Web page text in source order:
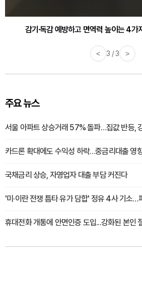
감기·독감 예방하고 면역력 높이는 4
< 3 / 3 >
주요 뉴스
서울 아파트 상승거래 57% 돌파…집값 반등,
카드론 확대에도 수익성 하락…중금리대출 영
국채금리 상승, 자영업자 대출 부담 커진다
'미·이란 전쟁 틈타 유가 담합' 정유 4사 기소…
휴대전화 개통에 안면인증 도입...강화된 본인